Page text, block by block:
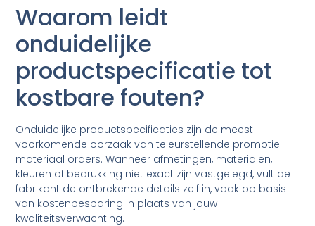
Waarom leidt
onduidelijke
productspecificatie tot
kostbare fouten?
Onduidelijke productspecificaties zijn de meest
voorkomende oorzaak van teleurstellende promotie
materiaal orders. Wanneer afmetingen, materialen,
kleuren of bedrukking niet exact zijn vastgelegd, vult de
fabrikant de ontbrekende details zelf in, vaak op basis
van kostenbesparing in plaats van jouw
kwaliteitsverwachting.